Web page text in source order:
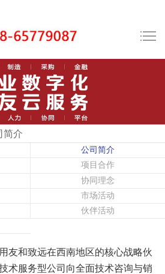
简介
公司简介
项目合作
协同理念
市场活动
伙伴活动
友和致远在西南地区的核心战略伙
术服务型公司向全面技术咨询与销